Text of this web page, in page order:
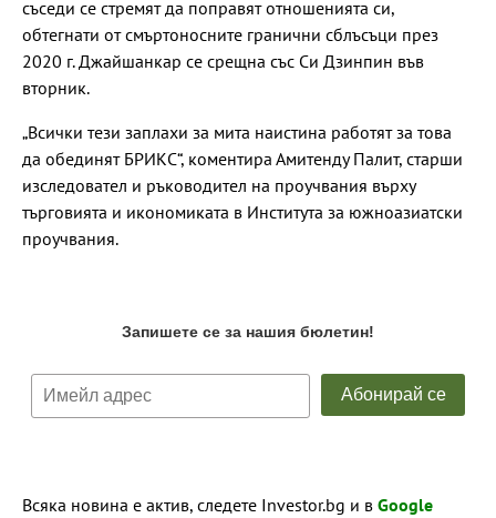
съседи се стремят да поправят отношенията си,
обтегнати от смъртоносните гранични сблъсъци през
2020 г. Джайшанкар се срещна със Си Дзинпин във
вторник.
„Всички тези заплахи за мита наистина работят за това
да обединят БРИКС“, коментира Амитенду Палит, старши
изследовател и ръководител на проучвания върху
търговията и икономиката в Института за южноазиатски
проучвания.
Всяка новина е актив, следете Investor.bg и в Google